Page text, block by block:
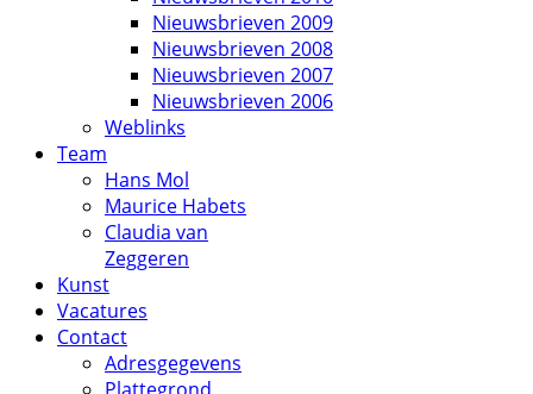
Nieuwsbrieven 2009
Nieuwsbrieven 2008
Nieuwsbrieven 2007
Nieuwsbrieven 2006
Weblinks
Team
Hans Mol
Maurice Habets
Claudia van
Zeggeren
Kunst
Vacatures
Contact
Adresgegevens